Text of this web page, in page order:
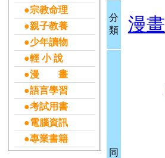
●宗教命理
●親子教養
●少年讀物
●輕 小 說
●漫 畫
●語言學習
●考試用書
●電腦資訊
●專業書籍
分
類
漫畫
同